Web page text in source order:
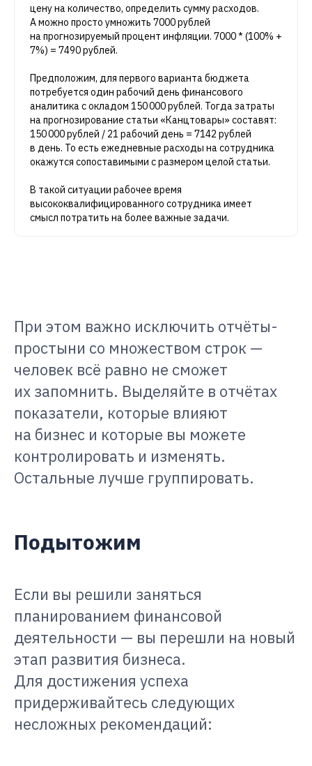
цену на количество, определить сумму расходов.
А можно просто умножить 7000 рублей
на прогнозируемый процент инфляции. 7000 * (100% +
7%) = 7490 рублей.
Предположим, для первого варианта бюджета
потребуется один рабочий день финансового
аналитика с окладом 150 000 рублей. Тогда затраты
на прогнозирование статьи «Канцтовары» составят:
150 000 рублей / 21 рабочий день = 7142 рублей
в день. То есть ежедневные расходы на сотрудника
окажутся сопоставимыми с размером целой статьи.
В такой ситуации рабочее время
высококвалифицированного сотрудника имеет
смысл потратить на более важные задачи.
При этом важно исключить отчёты-
простыни со множеством строк —
человек всё равно не сможет
их запомнить. Выделяйте в отчётах
показатели, которые влияют
на бизнес и которые вы можете
контролировать и изменять.
Остальные лучше группировать.
Подытожим
Если вы решили заняться
планированием финансовой
деятельности — вы перешли на новый
этап развития бизнеса.
Для достижения успеха
придерживайтесь следующих
несложных рекомендаций: